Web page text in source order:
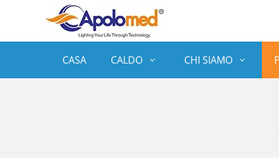
CASA CALDO CHI SIAMO